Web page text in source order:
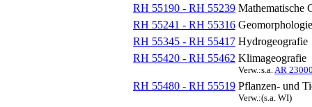
RH 55190 - RH 55239 Mathematische
RH 55241 - RH 55316 Geomorphologie
RH 55345 - RH 55417 Hydrogeografie
RH 55420 - RH 55462 Klimageografie
Verw.:s.a.AR
RH 55480 - RH 55519 Pflanzen- und
Verw.:(s.a. WI)